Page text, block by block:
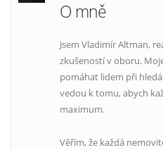
O mně
Jsem Vladimír Altman,
zkušeností v oboru.
pomáhat lidem při
vedou k tomu, abych
maximum.
Věřím, že každá